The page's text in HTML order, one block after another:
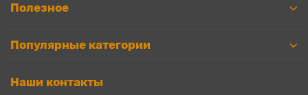
Полезное
Популярные категории
Наши контакты